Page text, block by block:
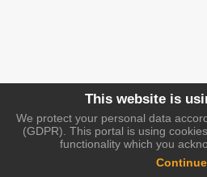
This website is
We protect your personal data
(GDPR). This portal is using
functionality which you
Continue